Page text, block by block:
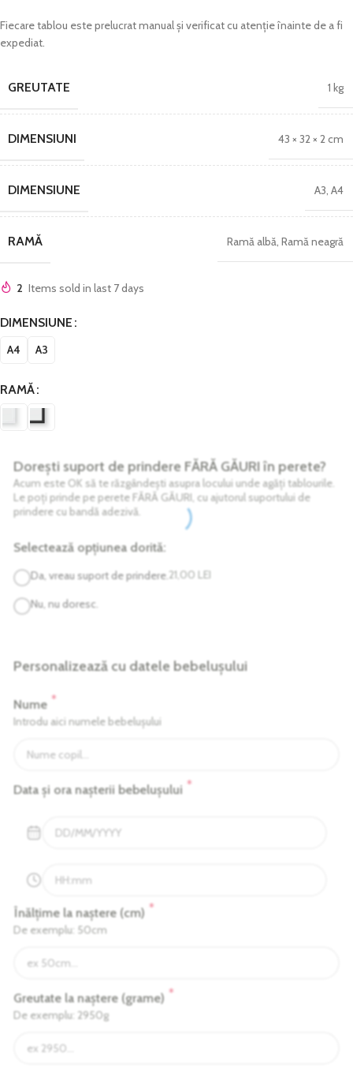
Fiecare tablou este prelucrat manual și verificat cu atenție înainte de a fi
expediat.
GREUTATE 1 kg
DIMENSIUNI 43 × 32 × 2 cm
DIMENSIUNE A3 A4
RAMĂ Ramă albă Ramă neagră
2 Items sold in last 7 days
DIMENSIUNE
A4 A3
RAMĂ
Dorești suport de prindere FĂRĂ GĂURI în perete?
Acum este OK să te răzgândești asupra locului unde agăți tablourile.
Le poți prinde pe perete FĂRĂ GĂURI, cu ajutorul suportului de
prindere cu bandă adezivă.
Selectează opțiunea dorită:
Da, vreau suport de prindere. 21,00 LEI
Nu, nu doresc.
Personalizează cu datele bebelușului
Nume *
Introdu aici numele bebelușului
Data și ora nașterii bebelușului *
Înălțime la naștere (cm) *
De exemplu: 50cm
Greutate la naștere (grame) *
De exemplu: 2950g